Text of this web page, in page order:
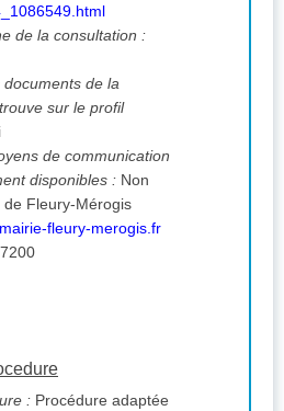
de la consultation :
de la
sur le profil
de communication
disponibles : Non
de Fleury-Mérogis
fleury-merogis.fr
: Procédure adaptée